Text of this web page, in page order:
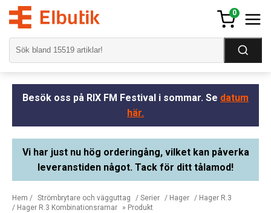
0
Besök oss på RIX FM Festival i sommar. Se datum
här.
Vi har just nu hög orderingång, vilket kan påverka
leveranstiden något. Tack för ditt tålamod!
Hem / Strömbrytare och vägguttag / Serier / Hager / Hager R.3
/ Hager R.3 Kombinationsramar » Produkt